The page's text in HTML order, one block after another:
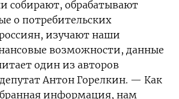
собирают, обрабатывают
о потребительских
изучают наши
возможности, данные
один из авторов
Антон Горелкин. — Как
информация, нам